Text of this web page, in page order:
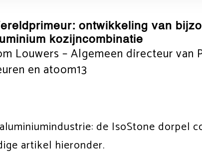
ontwikkeling van
kozijncombinatie
Louwers – Algemeen directeur van
en atoom13
de IsoStone dorpel
artikel hieronder.